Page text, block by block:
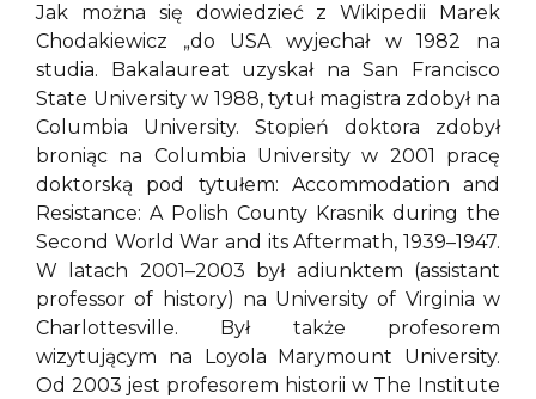
Jak można się dowiedzieć z Wikipedii Marek
Chodakiewicz „do USA wyjechał w 1982 na
studia. Bakalaureat uzyskał na San Francisco
State University w 1988, tytuł magistra zdobył na
Columbia University. Stopień doktora zdobył
broniąc na Columbia University w 2001 pracę
doktorską pod tytułem: Accommodation and
Resistance: A Polish County Krasnik during the
Second World War and its Aftermath, 1939–1947.
W latach 2001–2003 był adiunktem (assistant
professor of history) na University of Virginia w
Charlottesville. Był także profesorem
wizytującym na Loyola Marymount University.
Od 2003 jest profesorem historii w The Institute